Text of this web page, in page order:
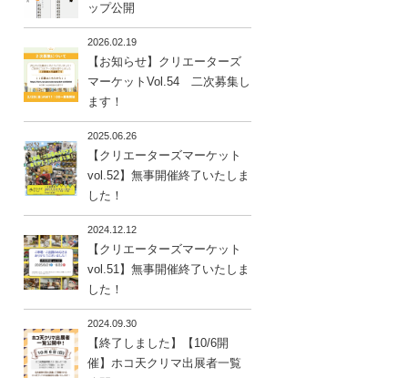
ップ公開
2026.02.19
【お知らせ】クリエーターズ
マーケットVol.54 二次募集し
ます！
2025.06.26
【クリエーターズマーケット
vol.52】無事開催終了いたしま
した！
2024.12.12
【クリエーターズマーケット
vol.51】無事開催終了いたしま
した！
2024.09.30
【終了しました】【10/6開
催】ホコ天クリマ出展者一覧